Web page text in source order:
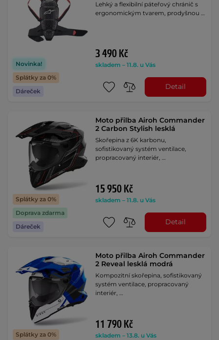
Novinka!
Splátky za 0%
Dáreček
Lehký a flexibilní páteřový chránič s
ergonomickým tvarem, prodyšnou …
3 490 Kč
skladem – 11.8. u Vás
Detail
Splátky za 0%
Doprava zdarma
Dáreček
Moto přilba Airoh Commander
2 Carbon Stylish lesklá
Skořepina z 6K karbonu,
sofistikovaný systém ventilace,
propracovaný interiér, …
15 950 Kč
skladem – 11.8. u Vás
Detail
Splátky za 0%
Moto přilba Airoh Commander
2 Reveal lesklá modrá
Kompozitní skořepina, sofistikovaný
systém ventilace, propracovaný
interiér, …
11 790 Kč
skladem – 13.8. u Vás